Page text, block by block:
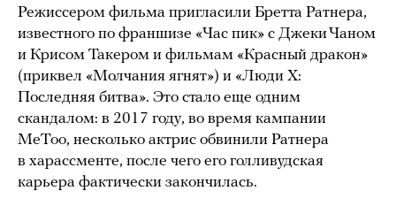
Режиссером фильма пригласили Бретта Ратнера,
известного по франшизе «Час пик» с Джеки Чаном
и Крисом Такером и фильмам «Красный дракон»
(приквел «Молчания ягнят») и «Люди Х:
Последняя битва». Это стало еще одним
скандалом: в 2017 году, во время кампании
MeToo, несколько актрис обвинили Ратнера
в харассменте, после чего его голливудская
карьера фактически закончилась.